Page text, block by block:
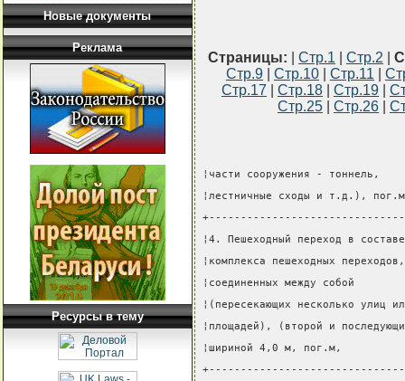
Новые документы
Реклама
Ресурсы в тему
Страницы: Стр.1 Стр.2
Стр.9
Стр.10 Стр.11
Стр.17
Стр.18 Стр.19
Стр.25
Стр.26
¦части сооружения -
¦лестничные сходы и
¦4. Пешеходный переход в
¦комплекса пешеходных
¦соединенных между
¦(пересекающих
¦площадей), (второй и
¦шириной 4,0 м, пог.м,